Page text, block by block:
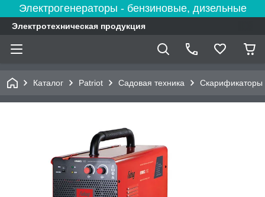
Электрогенераторы - бензиновые, дизельные
Электротехническая продукция
Каталог Patriot Садовая техника Скарификаторы